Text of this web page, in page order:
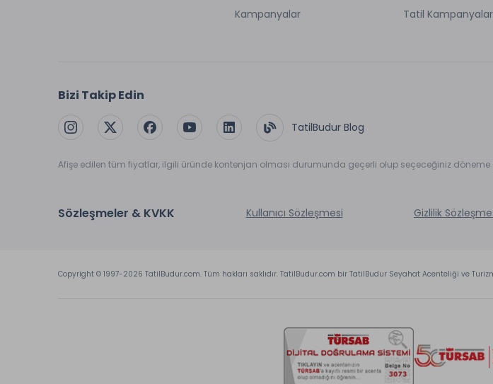
Kampanyalar
Tatil
Bizi Takip Edin
TatilBudur Blog
Afişe edilen tüm fiyatlar, ilgili üründe kontenjan olması durumunda geçerli olup seçeceğiniz döneme
Sözleşmeler & KVKK Kullanıcı Sözleşmesi Gizlilik
Copyright © 1997-2026 TatilBudur.com. Tüm hakları saklıdır. TatilBudur.com bir TatilBudur Seyahat Acenteliği ve